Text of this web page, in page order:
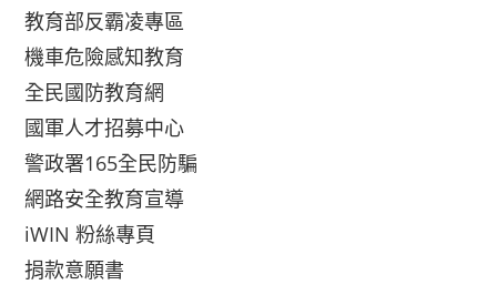
教育部反霸凌專區
機車危險感知教育
全民國防教育網
國軍人才招募中心
警政署165全民防騙
網路安全教育宣導
iWIN 粉絲專頁
捐款意願書